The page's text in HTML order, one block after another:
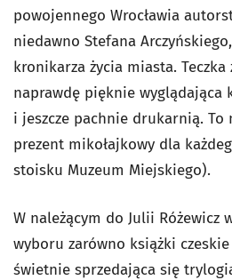
powojennego Wrocławia
niedawno Stefana
kronikarza życia miasta.
naprawdę pięknie wyglądająca
i jeszcze pachnie drukarnią. To
prezent mikołajkowy dla
stoisku Muzeum Miejskiego).
W należącym do Julii Różewicz
wyboru zarówno książki
świetnie sprzedająca się